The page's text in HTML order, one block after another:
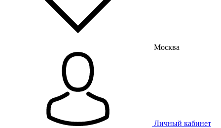
Москва
Личный кабинет